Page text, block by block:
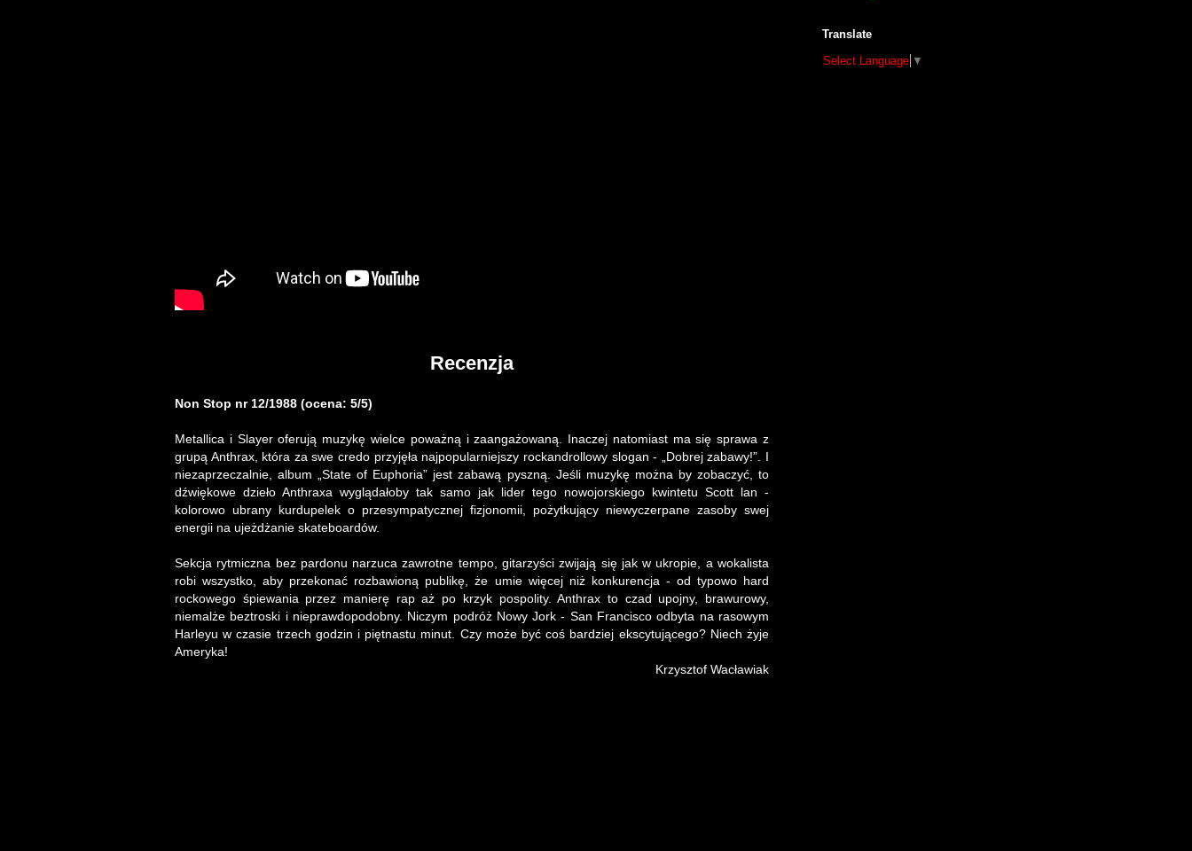
Recenzja
Non Stop nr 12/1988 (ocena: 5/5)
Metallica i Slayer oferują muzykę wielce poważną i zaangażowaną. Inaczej natomiast ma się sprawa z
grupą Anthrax, która za swe credo przyjęła najpopularniejszy rockandrollowy slogan - „Dobrej zabawy!”. I
niezaprzeczalnie, album „State of Euphoria” jest zabawą pyszną. Jeśli muzykę można by zobaczyć, to
dźwiękowe dzieło Anthraxa wyglądałoby tak samo jak lider tego nowojorskiego kwintetu Scott lan -
kolorowo ubrany kurdupelek o przesympatycznej fizjonomii, pożytkujący niewyczerpane zasoby swej
energii na ujeżdżanie skateboardów.
Sekcja rytmiczna bez pardonu narzuca zawrotne tempo, gitarzyści zwijają się jak w ukropie, a wokalista
robi wszystko, aby przekonać rozbawioną publikę, że umie więcej niż konkurencja - od typowo hard
rockowego śpiewania przez manierę rap aż po krzyk pospolity. Anthrax to czad upojny, brawurowy,
niemalże beztroski i nieprawdopodobny. Niczym podróż Nowy Jork - San Francisco odbyta na rasowym
Harleyu w czasie trzech godzin i piętnastu minut. Czy może być coś bardziej ekscytującego? Niech żyje
Ameryka!
Krzysztof Wacławiak
Translate
Select Language ▼